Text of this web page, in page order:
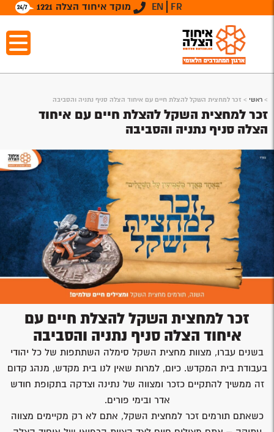
מוקד איחוד הצלה 1221 EN FR
> ראשי > זכר למחצית השקל להצלת חיים עם איחוד הצלה סניף נתניה והסביבה
זכר למחצית השקל להצלת חיים עם איחוד
הצלה סניף נתניה והסביבה
זכר למחצית השקל להצלת חיים עם
איחוד הצלה סניף נתניה והסביבה
בשנים עברו, מצוות מחצית השקל סימלה השתתפות של כל יהודי
בעבודת בית המקדש. כיום, למרות שאין לנו בית מקדש, מנהג קדום
זה ממשיך להתקיים כזכר ומצווה של נתינה וצדקה בתקופת חודש
אדר ובימי פורים.
כשאתם תורמים זכר למחצית השקל, אתם לא רק מקיימים מצווה